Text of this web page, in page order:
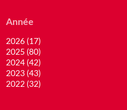
Année
2026 (17)
2025 (80)
2024 (42)
2023 (43)
2022 (32)